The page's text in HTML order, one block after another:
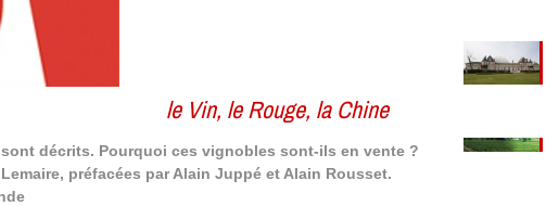
le Vin, le Rouge, la Chine
décrits. Pourquoi ces vignobles sont-ils en vente ?
préfacées par Alain Juppé et Alain Rousset.